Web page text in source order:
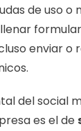
de uso
enviar o
del social
es el de